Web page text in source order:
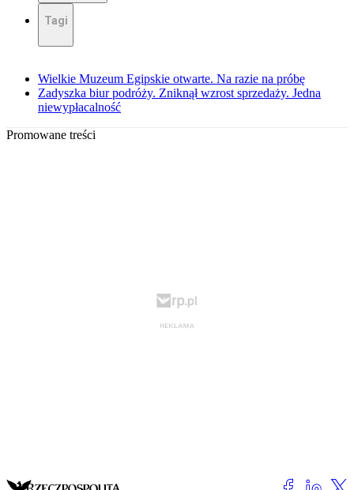
Tagi
Wielkie Muzeum Egipskie otwarte. Na razie na próbę
Zadyszka biur podróży. Zniknął wzrost sprzedaży. Jedna
niewypłacalność
Promowane treści